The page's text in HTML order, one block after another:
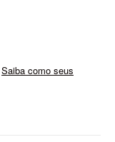
Saiba como seus